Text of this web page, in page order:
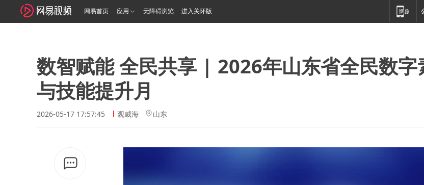
网易首页 应用 无障碍浏览 进入关怀版
数智赋能 全民共享 | 2026年山东省全民数字
与技能提升月
2026-05-17 17:57:45 观威海 山东